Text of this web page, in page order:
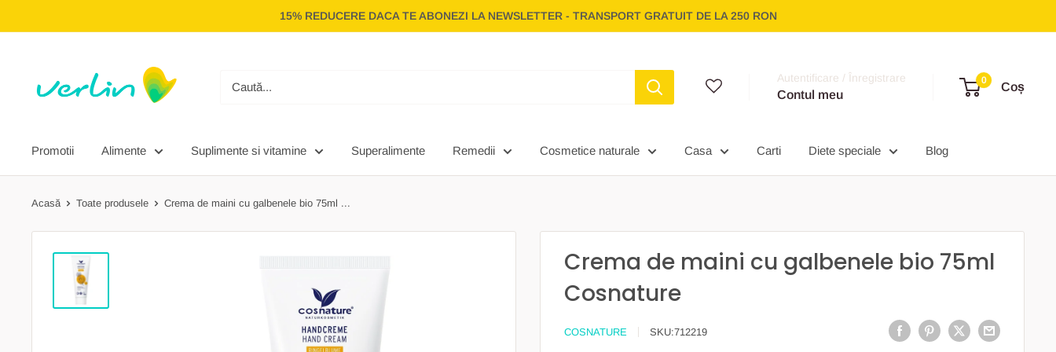
la
15% REDUCERE DACA TE ABONEZI LA NEWSLETTER - TRANSPORT GRATUIT DE LA 250 RON
Autentificare / Înregistrare
Contul meu
0
Coș
Promotii Alimente Suplimente si vitamine Superalimente Remedii Cosmetice naturale Casa Carti Diete speciale Blog
Acasă Toate produsele Crema de maini cu galbenele bio 75ml ...
Crema de maini cu galbenele bio 75ml
Cosnature
COSNATURE SKU:712219